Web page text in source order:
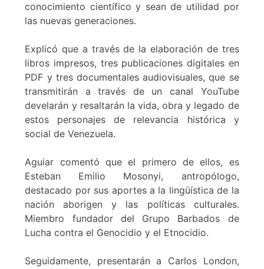
conocimiento científico y sean de utilidad por
las nuevas generaciones.
Explicó que a través de la elaboración de tres
libros impresos, tres publicaciones digitales en
PDF y tres documentales audiovisuales, que se
transmitirán a través de un canal YouTube
develarán y resaltarán la vida, obra y legado de
estos personajes de relevancia histórica y
social de Venezuela.
Aguiar comentó que el primero de ellos, es
Esteban Emilio Mosonyi, antropólogo,
destacado por sus aportes a la lingüística de la
nación aborigen y las políticas culturales.
Miembro fundador del Grupo Barbados de
Lucha contra el Genocidio y el Etnocidio.
Seguidamente, presentarán a Carlos London,